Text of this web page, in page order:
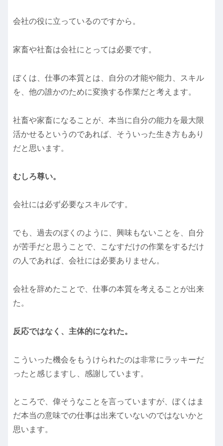
会社の役に立っているのですから。
家畜や社畜は会社にとっては必要です。
ぼくは、仕事の本質とは、自分の才能や能力、スキル
を、他の誰かのために変換する作業だと考えます。
社畜や家畜になることが、本当に自分の能力を最大限
活かせるというのであれば、そういった生き方もあり
だと思います。
むしろ尊い。
会社には必ず必要なスキルです。
でも、過去のぼくのように、興味もないことを、自分
が苦手だと思うことで、こなすだけの作業をするだけ
の人であれば、会社には必要ありません。
会社を辞めたことで、仕事の本質を考えることが出来
た。
反応ではなく、主体的になれた。
こういった機会をもうけられたのは非常にラッキーだ
ったと感じますし、感謝しています。
ところで、偉そうなことを言っていますが、ぼくはま
だ本当の意味での仕事は出来ていないのではないかと
思います。